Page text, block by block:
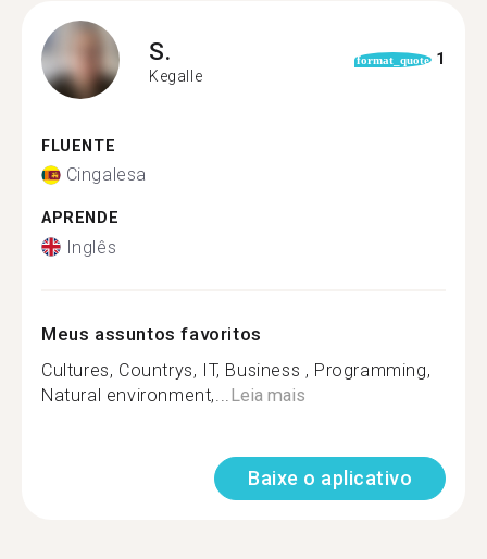
S.
Kegalle
format_quote 1
FLUENTE
Cingalesa
APRENDE
Inglês
Meus assuntos favoritos
Cultures, Countrys, IT, Business , Programming,
Natural environment,... Leia mais
Baixe o aplicativo